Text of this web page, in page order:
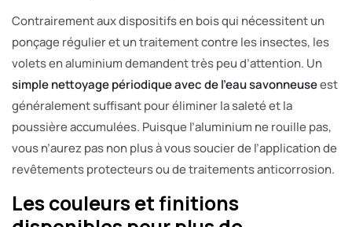
Contrairement aux dispositifs en bois qui nécessitent un
ponçage régulier et un traitement contre les insectes, les
volets en aluminium demandent très peu d’attention. Un
simple nettoyage périodique avec de l’eau savonneuseest
généralement suffisant pour éliminer la saleté et la
poussière accumulées. Puisque l’aluminium ne rouille pas,
vous n’aurez pas non plus à vous soucier de l’application de
revêtements protecteurs ou de traitements anticorrosion.
Les couleurs et finitions